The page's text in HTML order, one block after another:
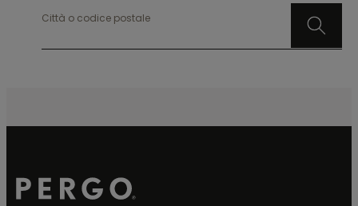
Città o codice postale